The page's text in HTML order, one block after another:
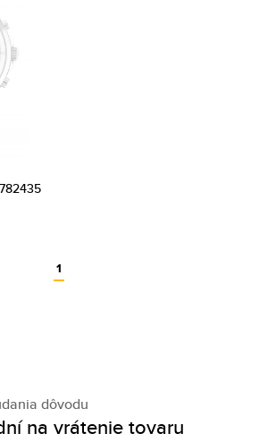
1
dôvodu
na vrátenie tovaru